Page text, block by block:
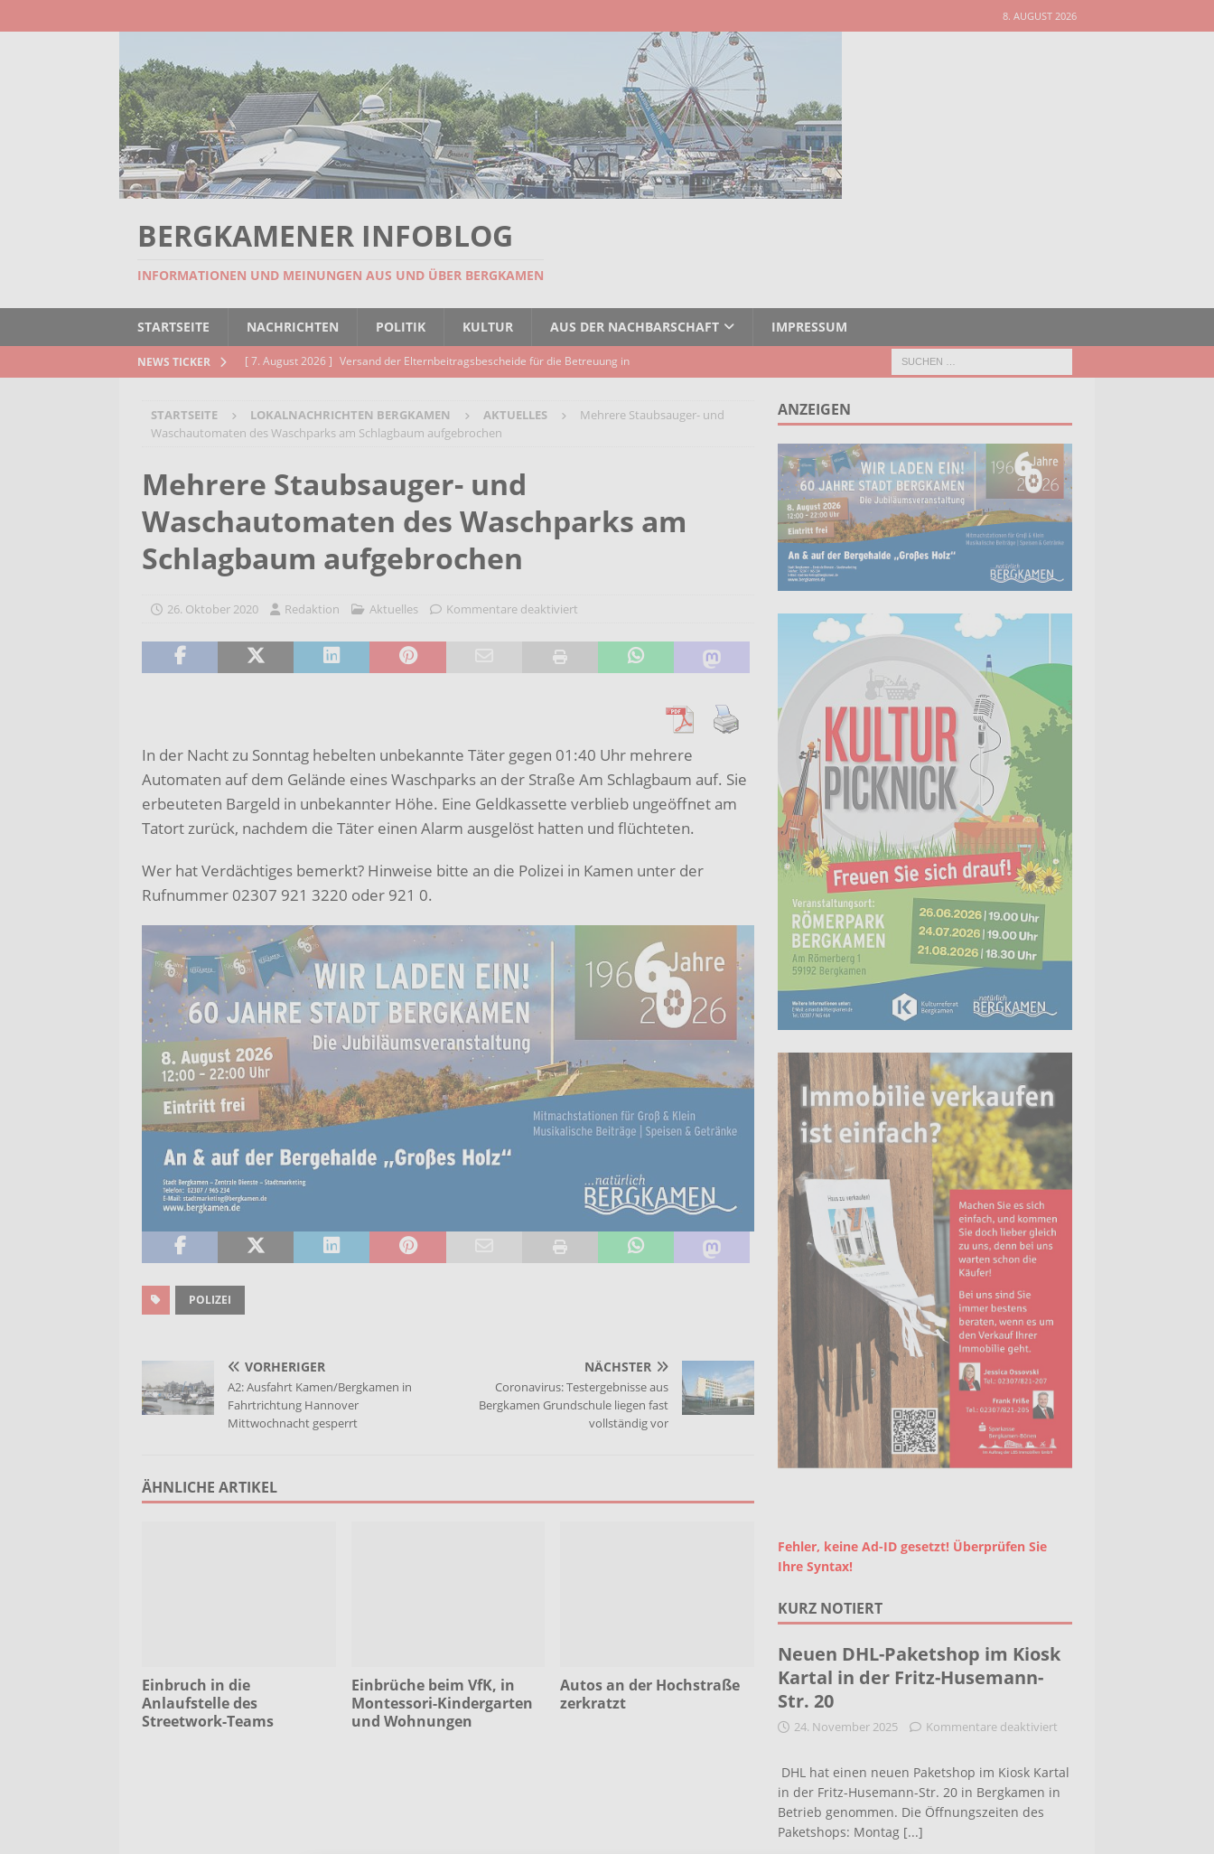
8. AUGUST 2026
BERGKAMENER INFOBLOG
INFORMATIONEN UND MEINUNGEN AUS UND ÜBER BERGKAMEN
STARTSEITE NACHRICHTEN POLITIK KULTUR AUS DER NACHBARSCHAFT IMPRESSUM
NEWS TICKER [ 7. August 2026 ] Versand der Elternbeitragsbescheide für die Betreuung in
[ 7. August 2026 ] Selbsthilfegruppe lädt zum gemeinsamen Singen ein!
AKTUELLES
Bergehalde „Großes Holz“
AKTUELLES
[ 6. August 2026 ] Pflege- und Wohnberatung im Gemeindebüro an der Christuskirche in Rünthe
Sommerakademie – Kunst vor Ort 2026: Letzte Plätze bei Stein- oder
Holzbildhauerei sichern!
AKTUELLES
STARTSEITE LOKALNACHRICHTEN BERGKAMEN AKTUELLES
Mehrere Staubsauger- und
Waschautomaten des Waschparks am Schlagbaum aufgebrochen
Mehrere Staubsauger- und
Waschautomaten des Waschparks am
Schlagbaum aufgebrochen
26. Oktober 2020 Redaktion Aktuelles Kommentare deaktiviert
In der Nacht zu Sonntag hebelten unbekannte Täter gegen 01:40 Uhr mehrere
Automaten auf dem Gelände eines Waschparks an der Straße Am Schlagbaum auf. Sie
erbeuteten Bargeld in unbekannter Höhe. Eine Geldkassette verblieb ungeöffnet am
Tatort zurück, nachdem die Täter einen Alarm ausgelöst hatten und flüchteten.
Wer hat Verdächtiges bemerkt? Hinweise bitte an die Polizei in Kamen unter der
Rufnummer 02307 921 3220 oder 921 0.
POLIZEI
VORHERIGER
A2: Ausfahrt Kamen/Bergkamen in
Fahrtrichtung Hannover
Mittwochnacht gesperrt
NÄCHSTER
Coronavirus: Testergebnisse aus
Bergkamen Grundschule liegen fast
vollständig vor
ÄHNLICHE ARTIKEL
Einbruch in die
Anlaufstelle des
Streetwork-Teams
Einbrüche beim VfK, in
Montessori-Kindergarten
und Wohnungen
Autos an der Hochstraße
zerkratzt
ANZEIGEN
Fehler, keine Ad-ID gesetzt! Überprüfen Sie
Ihre Syntax!
KURZ NOTIERT
Neuen DHL-Paketshop im Kiosk
Kartal in der Fritz-Husemann-
Str. 20
24. November 2025 Kommentare deaktiviert
DHL hat einen neuen Paketshop im Kiosk Kartal
in der Fritz-Husemann-Str. 20 in Bergkamen in
Betrieb genommen. Die Öffnungszeiten des
Paketshops: Montag [...]